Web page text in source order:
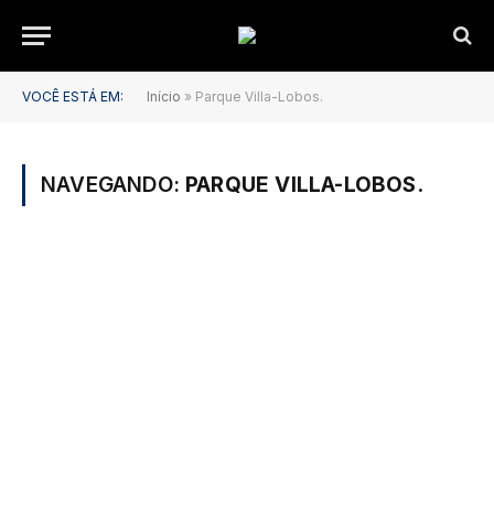
VOCÊ ESTÁ EM: Início » Parque Villa-Lobos.
NAVEGANDO: PARQUE VILLA-LOBOS.